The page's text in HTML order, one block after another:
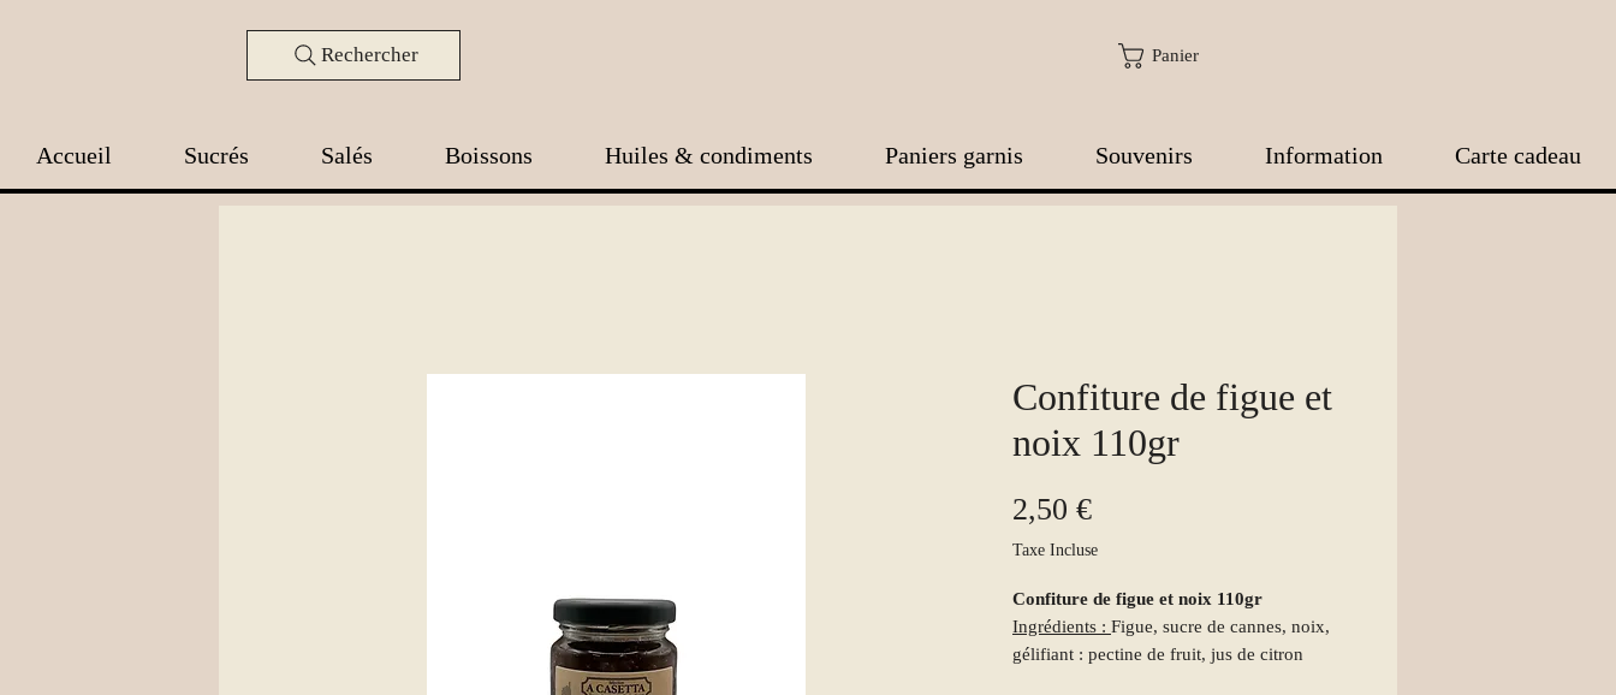
Rechercher Panier
Confiture de figue et
noix 110gr
2,50 €Prix
Taxe Incluse
Confiture de figue et noix 110gr
Ingrédients : Figue, sucre de cannes, noix,
gélifiant : pectine de fruit, jus de citron
Accueil Sucrés Salés Boissons Huiles & condiments Paniers garnis Souvenirs Information Carte cadeau